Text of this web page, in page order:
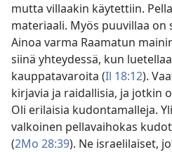
mutta villaakin käytettiin.
materiaali. Myös puuvillaa on
Ainoa varma Raamatun
siinä yhteydessä, kun
kauppatavaroita (Il 18:12).
kirjavia ja raidallisia, ja jotkin
Oli erilaisia kudontamalleja.
valkoinen pellavaihokas
(2Mo 28:39). Ne israelilaiset,